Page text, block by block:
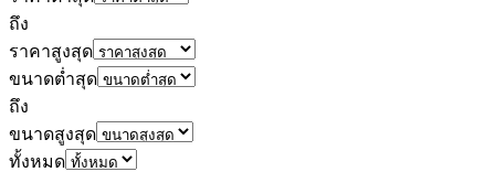
ถึง
ราคาสูงสุด
ขนาดต่ำสุด
ถึง
ขนาดสูงสุด
ทั้งหมด